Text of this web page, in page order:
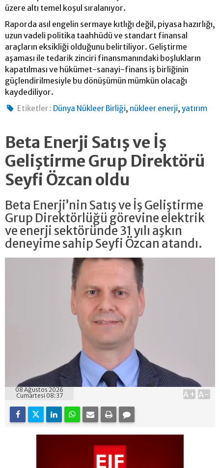
üzere altı temel koşul sıralanıyor.
Raporda asıl engelin sermaye kıtlığı değil, piyasa hazırlığı,
uzun vadeli politika taahhüdü ve standart finansal
araçların eksikliği olduğunu belirtiliyor. Geliştirme
aşaması ile tedarik zinciri finansmanındaki boşlukların
kapatılması ve hükümet-sanayi-finans iş birliğinin
güçlendirilmesiyle bu dönüşümün mümkün olacağı
kaydediliyor.
Etiketler : Dünya Nükleer Birliği, nükleer enerji,yatırım
Beta Enerji Satış ve İş
Geliştirme Grup Direktörü
Seyfi Özcan oldu
Beta Enerji’nin Satış ve İş Geliştirme
Grup Direktörlüğü görevine elektrik
ve enerji sektöründe 31 yılı aşkın
deneyime sahip Seyfi Özcan atandı.
08 Ağustos 2026
Cumartesi 08:37
A+ A-